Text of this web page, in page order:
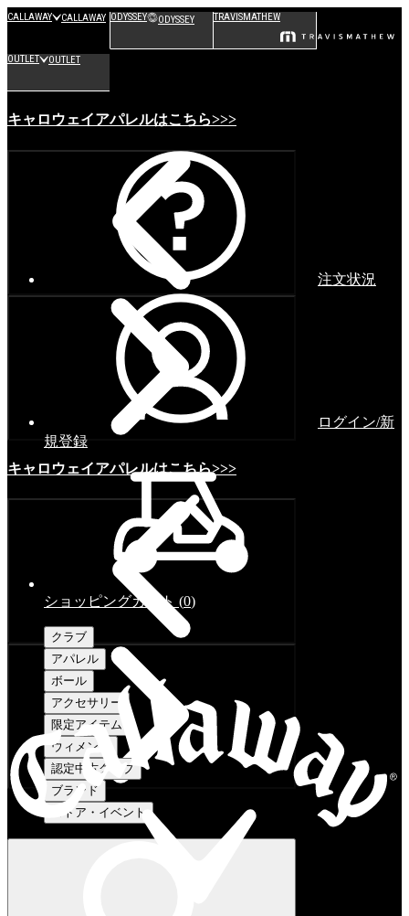
CALLAWAY CALLAWAY ODYSSEY ODYSSEY TRAVISMATHEW
OUTLET OUTLET
キャロウェイアパレルはこちら>>>
キャロウェイアパレルはこちら>>>
注文状況
ログイン/新
規登録
ショッピングカート (0)
クラブ
アパレル
ボール
アクセサリー
限定アイテム
ウィメンズ
認定中古クラブ
ブランド
ストア・イベント